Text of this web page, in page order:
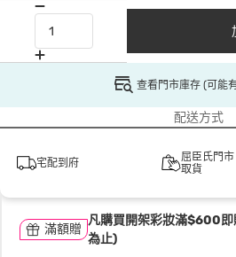
查看門市庫存 (可能
配送方式
宅配到府
屈臣氏門市
取貨
滿額贈
凡購買開架彩妝滿$600即
為止)